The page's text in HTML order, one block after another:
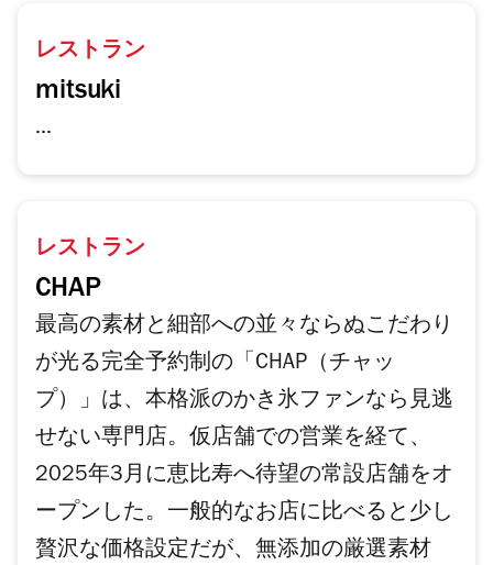
レストラン
mitsuki
...
レストラン
CHAP
最高の素材と細部への並々ならぬこだわり
が光る完全予約制の「CHAP（チャッ
プ）」は、本格派のかき氷ファンなら見逃
せない専門店。仮店舗での営業を経て、
2025年3月に恵比寿へ待望の常設店舗をオ
ープンした。一般的なお店に比べると少し
贅沢な価格設定だが、無添加の厳選素材